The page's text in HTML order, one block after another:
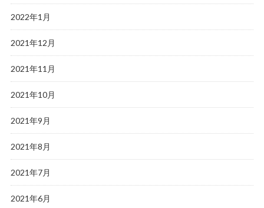
2022年1月
2021年12月
2021年11月
2021年10月
2021年9月
2021年8月
2021年7月
2021年6月